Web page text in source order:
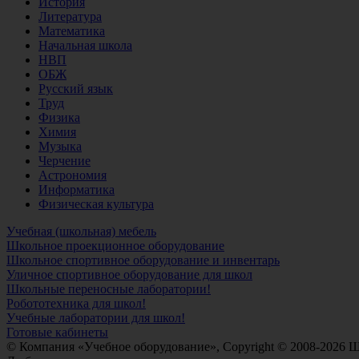
Литература
Математика
Начальная школа
НВП
ОБЖ
Русский язык
Труд
Физика
Химия
Музыка
Черчение
Астрономия
Информатика
Физическая культура
Учебная (школьная) мебель
Школьное проекционное оборудование
Школьное спортивное оборудование и инвентарь
Уличное спортивное оборудование для школ
Школьные переносные лаборатории!
Робототехника для школ!
Учебные лаборатории для школ!
Готовые кабинеты
© Компания «Учебное оборудование», Copyright © 2008-2026